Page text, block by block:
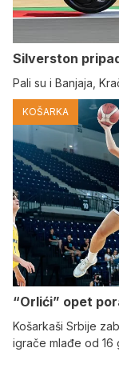
Silverston
Pali su i Banjaja,
KOŠARKA
“Orlići” opet
Košarkaši Srbije
igrače mlađe od 16